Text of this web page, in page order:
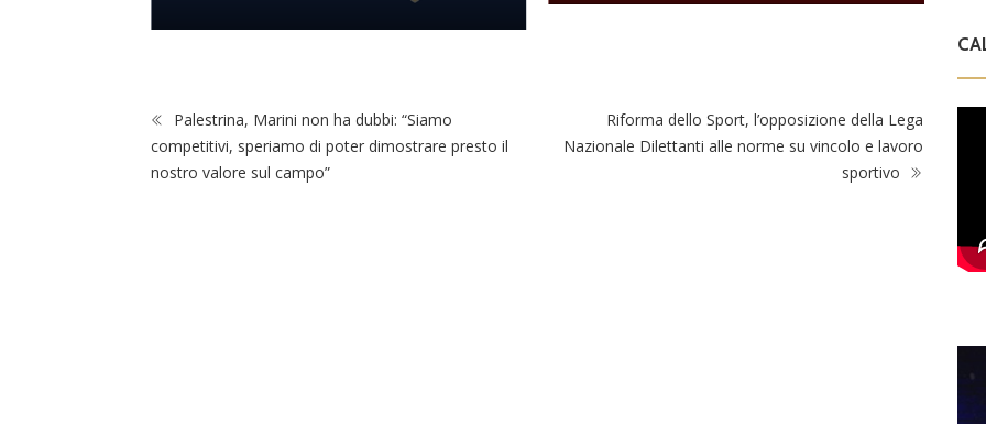
Palestrina, Marini non ha dubbi: “Siamo
competitivi, speriamo di poter dimostrare presto il
nostro valore sul campo”
Riforma dello Sport, l’opposizione della Lega
Nazionale Dilettanti alle norme su vincolo e lavoro
sportivo